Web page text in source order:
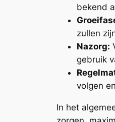
bekend
zullen
Nazorg:
gebruik
volgen
In het